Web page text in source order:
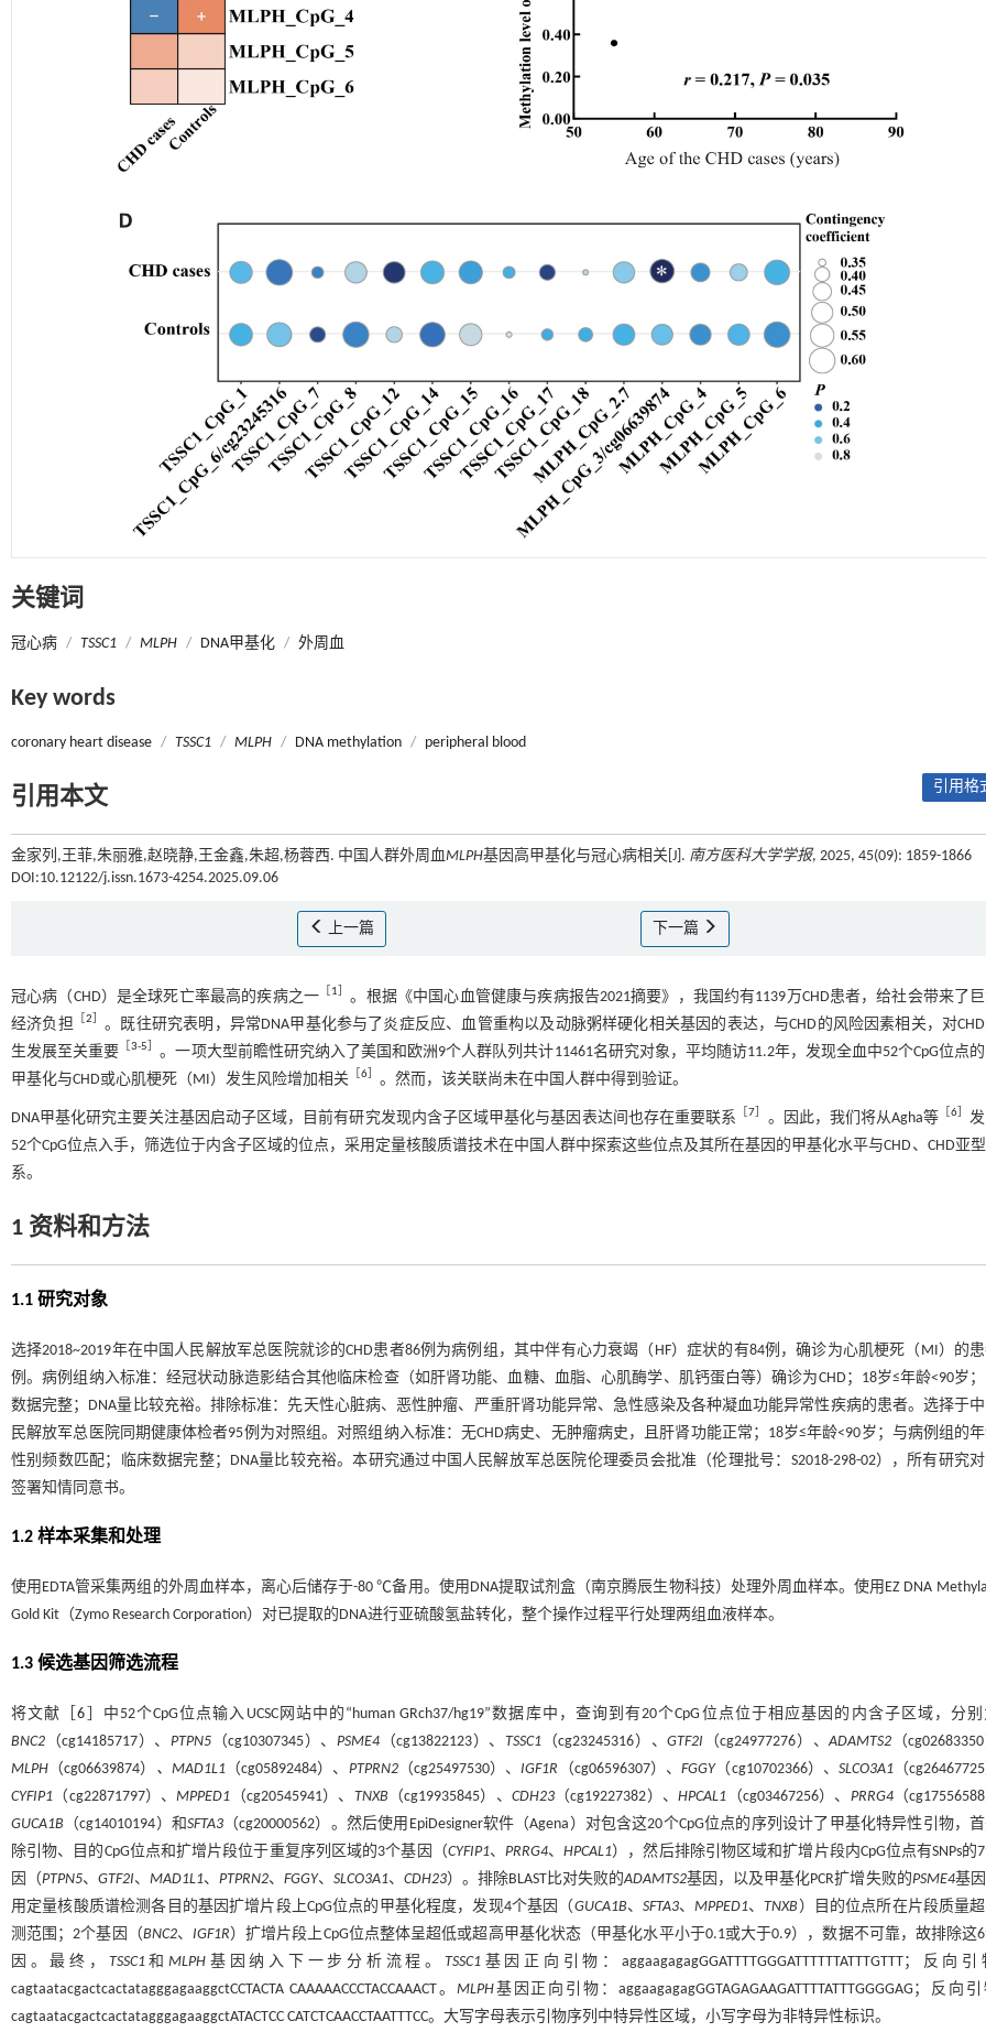
关键词
冠心病 / TSSC1 / MLPH / DNA甲基化 / 外周血
Key words
coronary heart disease / TSSC1 / MLPH / DNA methylation / peripheral blood
引用本文 引用格
金家列,王菲,朱丽雅,赵晓静,王金鑫,朱超,杨蓉西. 中国人群外周血MLPH基因高甲基化与冠心病相关[J]. 南方医科大学学报, 2025, 45(09): 1859-1866
DOI:10.12122/j.issn.1673-4254.2025.09.06
上一篇 下一篇
冠心病（CHD）是全球死亡率最高的疾病之一［1］ 。根据《中国心血管健康与疾病报告2021摘要》，我国约有1139万CHD患者，给社会带来了
经济负担 ［2］ 。既往研究表明，异常DNA甲基化参与了炎症反应、血管重构以及动脉粥样硬化相关基因的表达，与CHD的风险因素相关，对
生发展至关重要 ［3-5］ 。一项大型前瞻性研究纳入了美国和欧洲9个人群队列共计11461名研究对象，平均随访11.2年，发现全血中52个CpG位点
甲基化与CHD或心肌梗死（MI）发生风险增加相关 ［6］ 。然而，该关联尚未在中国人群中得到验证。
DNA甲基化研究主要关注基因启动子区域，目前有研究发现内含子区域甲基化与基因表达间也存在重要联系 ［7］ 。因此，我们将从Agha等 ［6］
52个CpG位点入手，筛选位于内含子区域的位点，采用定量核酸质谱技术在中国人群中探索这些位点及其所在基因的甲基化水平与CHD、CHD亚
系。
1 资料和方法
1.1 研究对象
选择2018~2019年在中国人民解放军总医院就诊的CHD患者86例为病例组，其中伴有心力衰竭（HF）症状的有84例，确诊为心肌梗死（MI）的
例。病例组纳入标准：经冠状动脉造影结合其他临床检查（如肝肾功能、血糖、血脂、心肌酶学、肌钙蛋白等）确诊为CHD；18岁≤年龄<90岁
数据完整；DNA量比较充裕。排除标准：先天性心脏病、恶性肿瘤、严重肝肾功能异常、急性感染及各种凝血功能异常性疾病的患者。选择于
民解放军总医院同期健康体检者95例为对照组。对照组纳入标准：无CHD病史、无肿瘤病史，且肝肾功能正常；18岁≤年龄<90岁；与病例组的
性别频数匹配；临床数据完整；DNA量比较充裕。本研究通过中国人民解放军总医院伦理委员会批准（伦理批号：S2018-298-02），所有研究
签署知情同意书。
1.2 样本采集和处理
使用EDTA管采集两组的外周血样本，离心后储存于-80 ℃备用。使用DNA提取试剂盒（南京腾辰生物科技）处理外周血样本。使用EZ DNA
Gold Kit（Zymo Research Corporation）对已提取的DNA进行亚硫酸氢盐转化，整个操作过程平行处理两组血液样本。
1.3 候选基因筛选流程
将文献［6 ］中52个CpG位点输入UCSC网站中的“human GRch37/hg19”数据库中，查询到有20个CpG位点位于相应基因的内含子区域，分别
BNC2 （cg14185717）、PTPN5 （cg10307345）、PSME4 （cg13822123）、TSSC1 （cg23245316）、GTF2I （cg24977276）、ADAMTS2 （cg02683350
MLPH （cg06639874） 、MAD1L1（cg05892484）、 PTPRN2（cg25497530）、IGF1R （cg06596307）、FGGY（cg10702366）、 SLCO3A1 （cg26467725
CYFIP1 （cg22871797）、MPPED1 （cg20545941）、 TNXB （cg19935845）、 CDH23（cg19227382）、HPCAL1 （cg03467256）、 PRRG4（cg17556588
GUCA1B （cg14010194）和SFTA3（cg20000562）。然后使用EpiDesigner软件（Agena）对包含这20个CpG位点的序列设计了甲基化特异性引物，
除引物、目的CpG位点和扩增片段位于重复序列区域的3个基因（CYFIP1、 PRRG4、HPCAL1），然后排除引物区域和扩增片段内CpG位点有SNPs的
因（PTPN5、GTF2I、MAD1L1、PTPRN2、FGGY、SLCO3A1、CDH23）。排除BLAST比对失败的ADAMTS2基因，以及甲基化PCR扩增失败的PSME4基
用定量核酸质谱检测各目的基因扩增片段上CpG位点的甲基化程度，发现4个基因（GUCA1B、 SFTA3、MPPED1、TNXB ）目的位点所在片段质量
测范围；2个基因（BNC2、 IGF1R）扩增片段上CpG位点整体呈超低或超高甲基化状态（甲基化水平小于0.1或大于0.9），数据不可靠，故排除这
因。最终， TSSC1和MLPH 基因纳入下一步分析流程。 TSSC1基因正向引物：aggaagagagGGATTTTGGGATTTTTTATTTGTTT；反向引
cagtaatacgactcactatagggagaaggctCCTACTA CAAAAACCCTACCAAACT。 MLPH基因正向引物：aggaagagagGGTAGAGAAGATTTTATTTGGGGAG；反向引
cagtaatacgactcactatagggagaaggctATACTCC CATCTCAACCTAATTTCC。大写字母表示引物序列中特异性区域，小写字母为非特异性标识。